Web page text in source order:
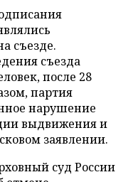
съезде.
съезда
после 28
партия
нарушение
выдвижения и
заявлении.
суд России